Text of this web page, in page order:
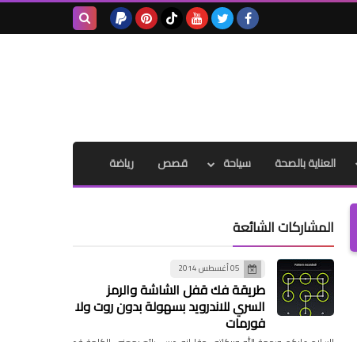
العناية بالصحة سياحة قصص رياضة
المشاركات الشائعة
05 أغسطس 2014
طريقة فك قفل الشاشة والرمز
السري للاندرويد بسهولة بدون روت ولا
فورمات